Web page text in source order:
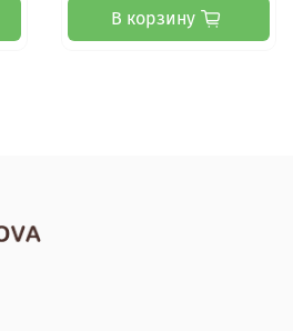
В корзину